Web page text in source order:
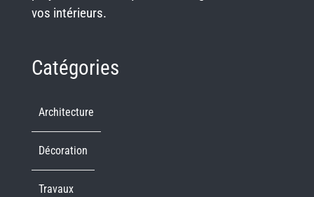
vos intérieurs.
Catégories
Architecture
Décoration
Travaux